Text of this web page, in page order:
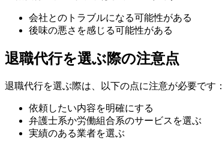
会社とのトラブルになる可能性がある
後味の悪さを感じる可能性がある
退職代行を選ぶ際の注意点
退職代行を選ぶ際は、以下の点に注意が必要です：
依頼したい内容を明確にする
弁護士系か労働組合系のサービスを選ぶ
実績のある業者を選ぶ